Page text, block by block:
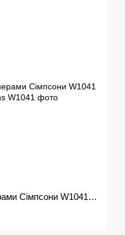
Картина за номерами Сімпсони W1041 Simpsons